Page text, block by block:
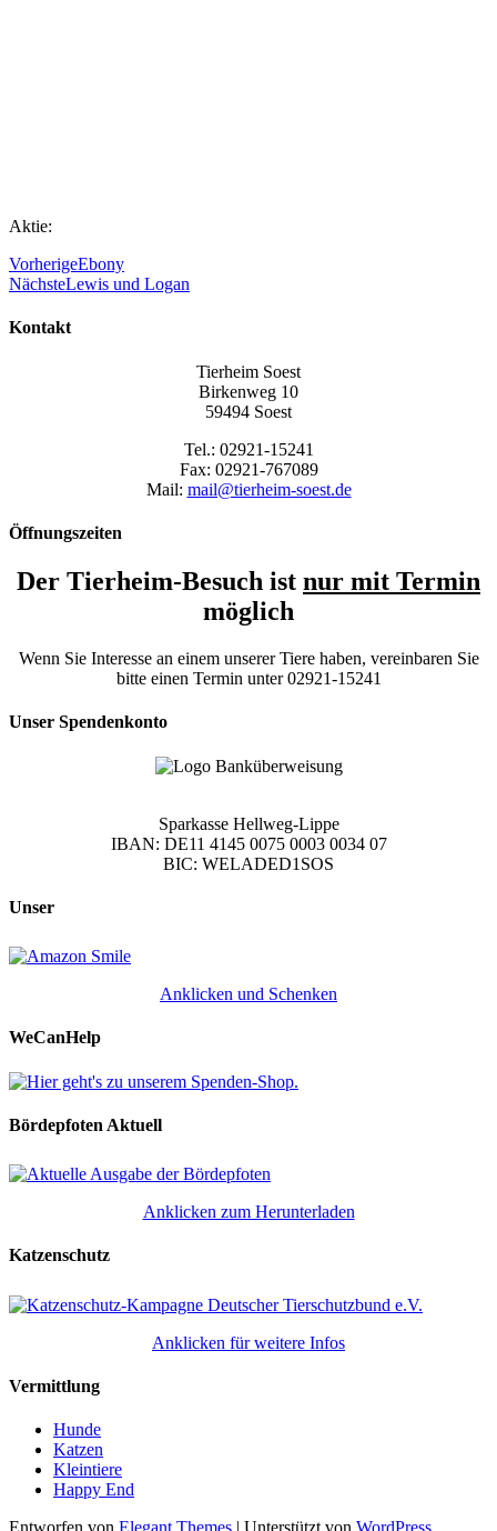
Aktie:
VorherigeEbony
NächsteLewis und Logan
Kontakt
Tierheim Soest
Birkenweg 10
59494 Soest
Tel.: 02921-15241
Fax: 02921-767089
Mail: mail@tierheim-soest.de
Öffnungszeiten
Der Tierheim-Besuch ist nur mit Termin
möglich
Wenn Sie Interesse an einem unserer Tiere haben, vereinbaren Sie
bitte einen Termin unter 02921-15241
Unser Spendenkonto
Sparkasse Hellweg-Lippe
IBAN: DE11 4145 0075 0003 0034 07
BIC: WELADED1SOS
Unser
Anklicken und Schenken
WeCanHelp
Bördepfoten Aktuell
Anklicken zum Herunterladen
Katzenschutz
Anklicken für weitere Infos
Vermittlung
Hunde
Katzen
Kleintiere
Happy End